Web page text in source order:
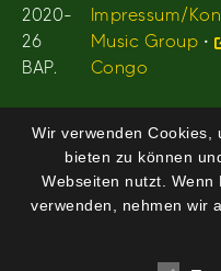
2020-
26
BAP.
Impressum/
Music Group •
Congo
Wir verwenden Cookies,
bieten zu können
Webseiten nutzt.
verwenden, nehmen wir